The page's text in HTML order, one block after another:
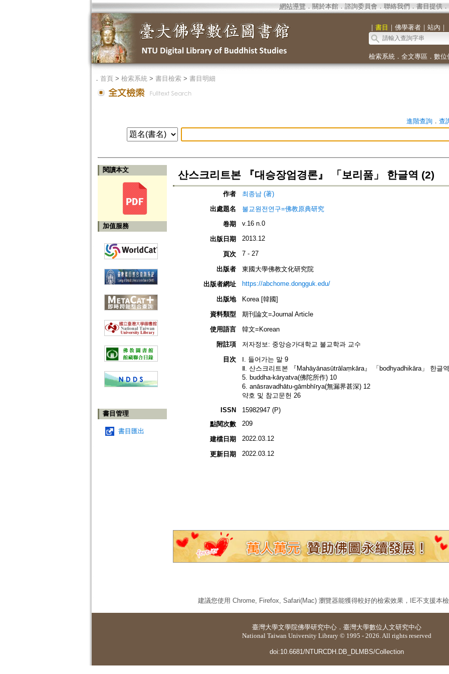
網站導覽 ． 關於本館． 諮詢委員會． 聯絡我們 ． 書目提供．
｜ 書目 ｜ 佛學著者｜ 站內 ｜
檢索系統． 全文專區 ． 數位
． 首頁> 檢索系統> 書目檢索> 書目明細
進階查詢． 查
閱讀本文
加值服務
書目管理
書目匯出
산스크리트본 『대승장엄경론』 「보리품」 한글역 (2)
作者
최종남 (著)
出處題名
불교원전연구=佛教原典研究
卷期
v.16 n.0
出版日期 2013.12
頁次 7 - 27
出版者
東國大學佛教文化研究院
出版者網址
https://abchome.dongguk.edu/
出版地
Korea [韓國]
資料類型
期刊論文=Journal Article
使用語言
韓文=Korean
附註項
저자정보: 중앙승가대학교 불교학과 교수
目次
Ⅰ. 들어가는 말 9
Ⅱ. 산스크리트본 『Mahāyānasūtrālaṃkāra』 「bodhyadhikāra」 한글
5. buddha-kāryatva(佛陀所作) 10
6. anāsravadhātu-gāmbhīrya(無漏界甚深) 12
약호 및 참고문헌 26
ISSN
15982947 (P)
點閱次數
209
建檔日期 2022.03.12
更新日期 2022.03.12
建議您使用 Chrome, Firefox, Safari(Mac) 瀏覽器能獲得較好的檢索效果，IE不支援本
臺灣大學文學院佛學研究中心 ． 臺灣大學數位人文研究中心
National Taiwan University Library © 1995 - 2026. All rights reserved
doi:10.6681/NTURCDH.DB_DLMBS/Collection